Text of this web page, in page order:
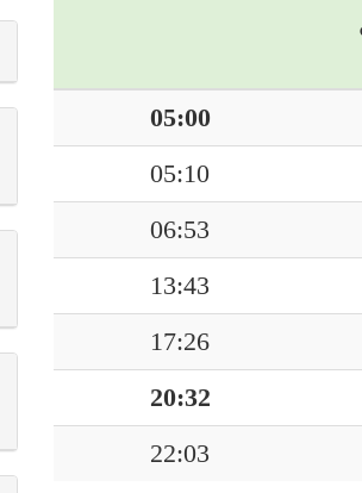
05:00
05:10
06:53
13:43
17:26
20:32
22:03